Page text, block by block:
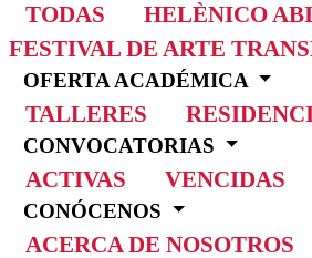
TODAS HELÈNICO
FESTIVAL DE ARTE
OFERTA ACADÉMICA
TALLERES
CONVOCATORIAS
ACTIVAS VENCIDAS
CONÓCENOS
ACERCA DE NOSOTROS
INICIO
OFERTA ACADÉMICA
TALLER
EL CANTANTE Y LA ESCENA 2026
EL CANTANTE Y